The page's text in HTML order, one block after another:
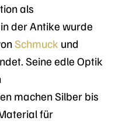
als
der Antike wurde
Schmuck und
Seine edle Optik
machen Silber bis
für